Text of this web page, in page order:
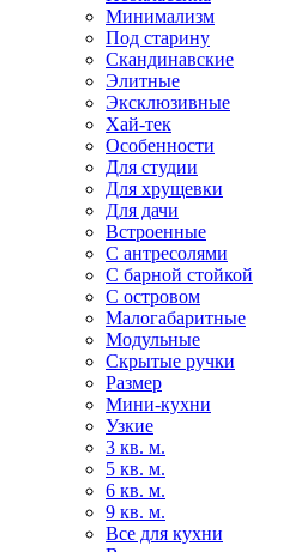
Минимализм
Под старину
Скандинавские
Элитные
Эксклюзивные
Хай-тек
Особенности
Для студии
Для хрущевки
Для дачи
Встроенные
С антресолями
С барной стойкой
С островом
Малогабаритные
Модульные
Скрытые ручки
Размер
Мини-кухни
Узкие
3 кв. м.
5 кв. м.
6 кв. м.
9 кв. м.
Все для кухни